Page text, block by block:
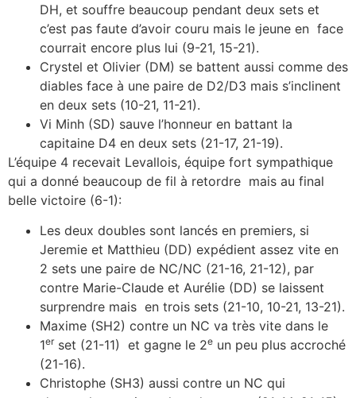
DH, et souffre beaucoup pendant deux sets et
c’est pas faute d’avoir couru mais le jeune en face
courrait encore plus lui (9-21, 15-21).
Crystel et Olivier (DM) se battent aussi comme des
diables face à une paire de D2/D3 mais s’inclinent
en deux sets (10-21, 11-21).
Vi Minh (SD) sauve l’honneur en battant la
capitaine D4 en deux sets (21-17, 21-19).
L’équipe 4 recevait Levallois, équipe fort sympathique
qui a donné beaucoup de fil à retordre mais au final
belle victoire (6-1):
Les deux doubles sont lancés en premiers, si
Jeremie et Matthieu (DD) expédient assez vite en
2 sets une paire de NC/NC (21-16, 21-12), par
contre Marie-Claude et Aurélie (DD) se laissent
surprendre mais en trois sets (21-10, 10-21, 13-21).
Maxime (SH2) contre un NC va très vite dans le
1erset (21-11) et gagne le 2e un peu plus accroché
(21-16).
Christophe (SH3) aussi contre un NC qui